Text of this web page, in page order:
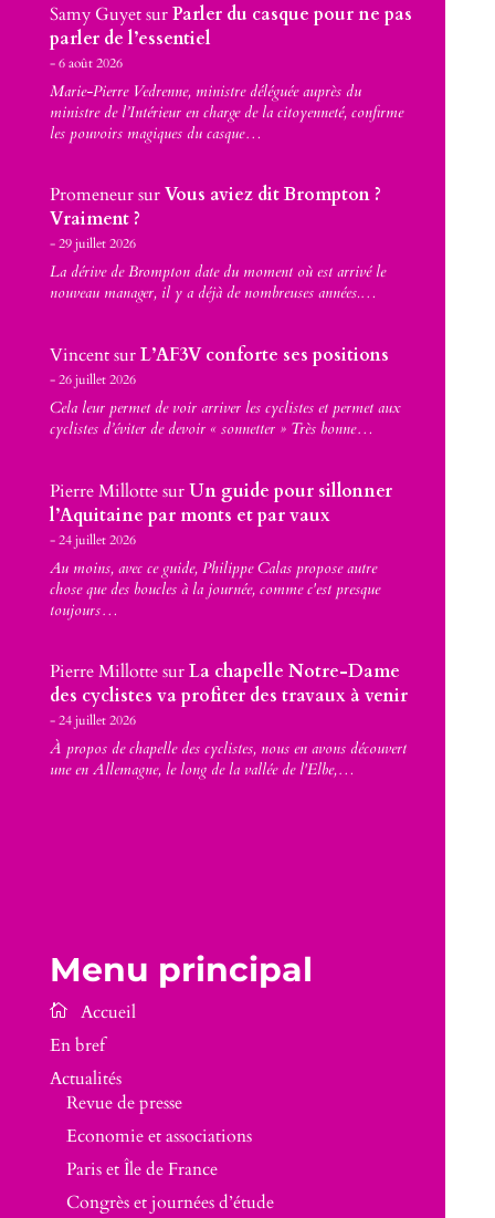
Samy GuyetsurParler du casque pour ne pas
parler de l’essentiel
6 août 2026
Marie-Pierre Vedrenne, ministre déléguée auprès du
ministre de l’Intérieur en charge de la citoyenneté, confirme
les pouvoirs magiques du casque…
PromeneursurVous aviez dit Brompton ?
Vraiment ?
29 juillet 2026
La dérive de Brompton date du moment où est arrivé le
nouveau manager, il y a déjà de nombreuses années.…
VincentsurL’AF3V conforte ses positions
26 juillet 2026
Cela leur permet de voir arriver les cyclistes et permet aux
cyclistes d’éviter de devoir « sonnetter » Très bonne…
Pierre MillottesurUn guide pour sillonner
l’Aquitaine par monts et par vaux
24 juillet 2026
Au moins, avec ce guide, Philippe Calas propose autre
chose que des boucles à la journée, comme c'est presque
toujours…
Pierre MillottesurLa chapelle Notre-Dame
des cyclistes va profiter des travaux à venir
24 juillet 2026
À propos de chapelle des cyclistes, nous en avons découvert
une en Allemagne, le long de la vallée de l'Elbe,…
Menu principal
En bref
Actualités
Revue de presse
Economie et associations
Paris et Île de France
Congrès et journées d’étude